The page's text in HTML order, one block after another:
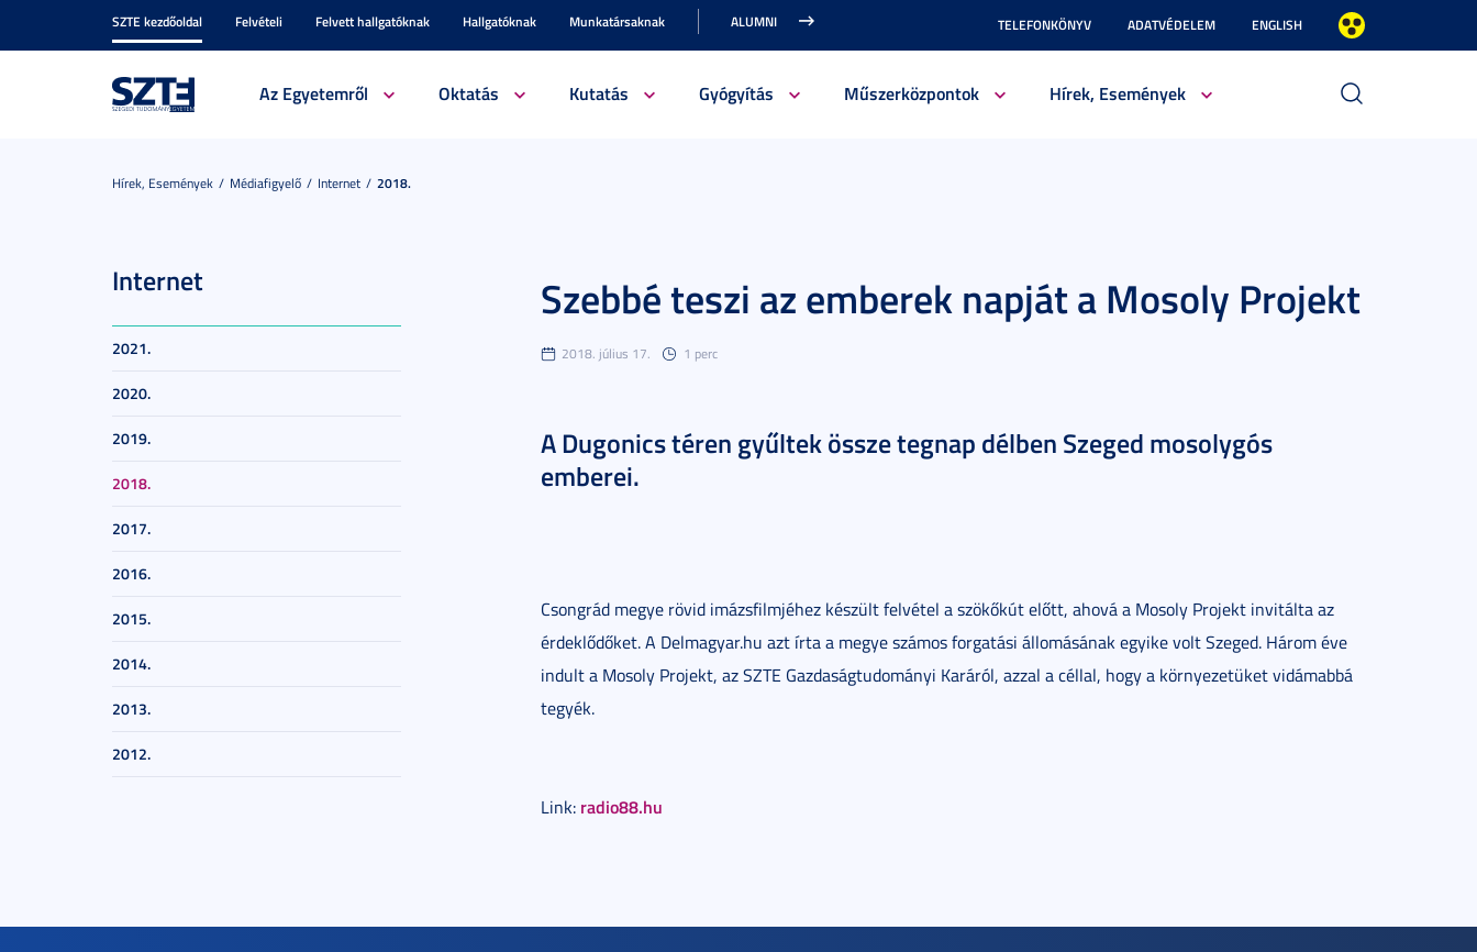
SZTE kezdőoldal Felvételi Felvett hallgatóknak Hallgatóknak Munkatársaknak ALUMNI TELEFONKÖNYV ADATVÉDELEM ENGLISH
Az Egyetemről Oktatás Kutatás Gyógyítás Műszerközpontok Hírek, Események
Hírek, Események Médiafigyelő Internet 2018.
Internet
2021.
2020.
2019.
2018.
2017.
2016.
2015.
2014.
2013.
2012.
Szebbé teszi az emberek napját a Mosoly Projekt
2018. július 17. 1 perc
A Dugonics téren gyűltek össze tegnap délben Szeged mosolygós
emberei.
Csongrád megye rövid imázsfilmjéhez készült felvétel a szökőkút előtt, ahová a Mosoly Projekt invitálta az
érdeklődőket. A Delmagyar.hu azt írta a megye számos forgatási állomásának egyike volt Szeged. Három éve
indult a Mosoly Projekt, az SZTE Gazdaságtudományi Karáról, azzal a céllal, hogy a környezetüket vidámabbá
tegyék.
Link: radio88.hu